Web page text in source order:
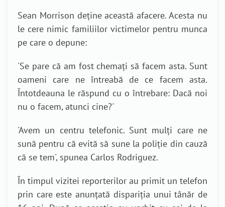
Sean Morrison deține această afacere. Acesta nu
le cere nimic familiilor victimelor pentru munca
pe care o depune:
'Se pare că am fost chemați să facem asta. Sunt
oameni care ne întreabă de ce facem asta.
Întotdeauna le răspund cu o întrebare: Dacă noi
nu o facem, atunci cine?'
'Avem un centru telefonic. Sunt mulți care ne
sună pentru că evită să sune la poliție din cauză
că se tem', spunea Carlos Rodriguez.
În timpul vizitei reporterilor au primit un telefon
prin care este anunțată dispariția unui tânăr de